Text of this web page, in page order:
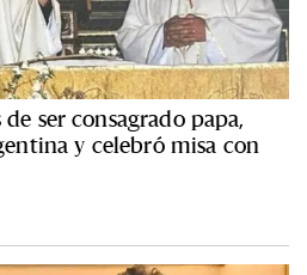
ser consagrado papa,
y celebró misa con